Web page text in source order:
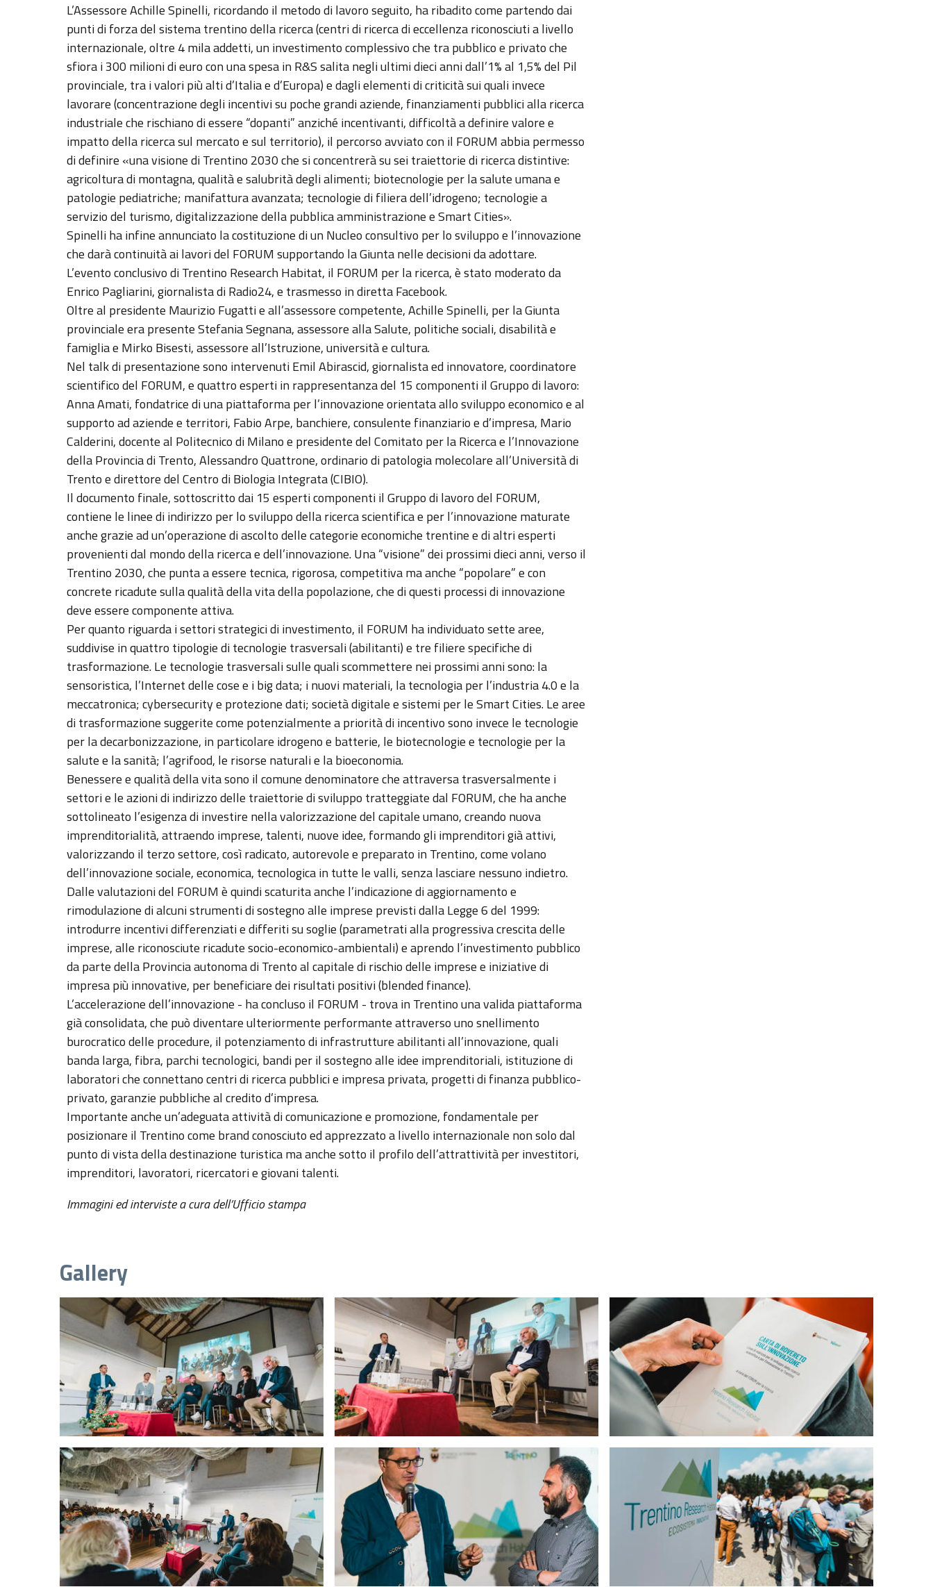
L’Assessore Achille Spinelli, ricordando il metodo di lavoro seguito, ha ribadito come partendo dai
punti di forza del sistema trentino della ricerca (centri di ricerca di eccellenza riconosciuti a livello
internazionale, oltre 4 mila addetti, un investimento complessivo che tra pubblico e privato che
sfiora i 300 milioni di euro con una spesa in R&S salita negli ultimi dieci anni dall’1% al 1,5% del Pil
provinciale, tra i valori più alti d’Italia e d’Europa) e dagli elementi di criticità sui quali invece
lavorare (concentrazione degli incentivi su poche grandi aziende, finanziamenti pubblici alla ricerca
industriale che rischiano di essere “dopanti” anziché incentivanti, difficoltà a definire valore e
impatto della ricerca sul mercato e sul territorio), il percorso avviato con il FORUM abbia permesso
di definire «una visione di Trentino 2030 che si concentrerà su sei traiettorie di ricerca distintive:
agricoltura di montagna, qualità e salubrità degli alimenti; biotecnologie per la salute umana e
patologie pediatriche; manifattura avanzata; tecnologie di filiera dell’idrogeno; tecnologie a
servizio del turismo, digitalizzazione della pubblica amministrazione e Smart Cities».
Spinelli ha infine annunciato la costituzione di un Nucleo consultivo per lo sviluppo e l’innovazione
che darà continuità ai lavori del FORUM supportando la Giunta nelle decisioni da adottare.
L’evento conclusivo di Trentino Research Habitat, il FORUM per la ricerca, è stato moderato da
Enrico Pagliarini, giornalista di Radio24, e trasmesso in diretta Facebook.
Oltre al presidente Maurizio Fugatti e all’assessore competente, Achille Spinelli, per la Giunta
provinciale era presente Stefania Segnana, assessore alla Salute, politiche sociali, disabilità e
famiglia e Mirko Bisesti, assessore all’Istruzione, università e cultura.
Nel talk di presentazione sono intervenuti Emil Abirascid, giornalista ed innovatore, coordinatore
scientifico del FORUM, e quattro esperti in rappresentanza del 15 componenti il Gruppo di lavoro:
Anna Amati, fondatrice di una piattaforma per l’innovazione orientata allo sviluppo economico e al
supporto ad aziende e territori, Fabio Arpe, banchiere, consulente finanziario e d’impresa, Mario
Calderini, docente al Politecnico di Milano e presidente del Comitato per la Ricerca e l’Innovazione
della Provincia di Trento, Alessandro Quattrone, ordinario di patologia molecolare all’Università di
Trento e direttore del Centro di Biologia Integrata (CIBIO).
Il documento finale, sottoscritto dai 15 esperti componenti il Gruppo di lavoro del FORUM,
contiene le linee di indirizzo per lo sviluppo della ricerca scientifica e per l’innovazione maturate
anche grazie ad un’operazione di ascolto delle categorie economiche trentine e di altri esperti
provenienti dal mondo della ricerca e dell’innovazione. Una “visione” dei prossimi dieci anni, verso il
Trentino 2030, che punta a essere tecnica, rigorosa, competitiva ma anche “popolare” e con
concrete ricadute sulla qualità della vita della popolazione, che di questi processi di innovazione
deve essere componente attiva.
Per quanto riguarda i settori strategici di investimento, il FORUM ha individuato sette aree,
suddivise in quattro tipologie di tecnologie trasversali (abilitanti) e tre filiere specifiche di
trasformazione. Le tecnologie trasversali sulle quali scommettere nei prossimi anni sono: la
sensoristica, l’Internet delle cose e i big data; i nuovi materiali, la tecnologia per l’industria 4.0 e la
meccatronica; cybersecurity e protezione dati; società digitale e sistemi per le Smart Cities. Le aree
di trasformazione suggerite come potenzialmente a priorità di incentivo sono invece le tecnologie
per la decarbonizzazione, in particolare idrogeno e batterie, le biotecnologie e tecnologie per la
salute e la sanità; l’agrifood, le risorse naturali e la bioeconomia.
Benessere e qualità della vita sono il comune denominatore che attraversa trasversalmente i
settori e le azioni di indirizzo delle traiettorie di sviluppo tratteggiate dal FORUM, che ha anche
sottolineato l’esigenza di investire nella valorizzazione del capitale umano, creando nuova
imprenditorialità, attraendo imprese, talenti, nuove idee, formando gli imprenditori già attivi,
valorizzando il terzo settore, così radicato, autorevole e preparato in Trentino, come volano
dell’innovazione sociale, economica, tecnologica in tutte le valli, senza lasciare nessuno indietro.
Dalle valutazioni del FORUM è quindi scaturita anche l’indicazione di aggiornamento e
rimodulazione di alcuni strumenti di sostegno alle imprese previsti dalla Legge 6 del 1999:
introdurre incentivi differenziati e differiti su soglie (parametrati alla progressiva crescita delle
imprese, alle riconosciute ricadute socio-economico-ambientali) e aprendo l’investimento pubblico
da parte della Provincia autonoma di Trento al capitale di rischio delle imprese e iniziative di
impresa più innovative, per beneficiare dei risultati positivi (blended finance).
L’accelerazione dell’innovazione - ha concluso il FORUM - trova in Trentino una valida piattaforma
già consolidata, che può diventare ulteriormente performante attraverso uno snellimento
burocratico delle procedure, il potenziamento di infrastrutture abilitanti all’innovazione, quali
banda larga, fibra, parchi tecnologici, bandi per il sostegno alle idee imprenditoriali, istituzione di
laboratori che connettano centri di ricerca pubblici e impresa privata, progetti di finanza pubblico-
privato, garanzie pubbliche al credito d’impresa.
Importante anche un’adeguata attività di comunicazione e promozione, fondamentale per
posizionare il Trentino come brand conosciuto ed apprezzato a livello internazionale non solo dal
punto di vista della destinazione turistica ma anche sotto il profilo dell’attrattività per investitori,
imprenditori, lavoratori, ricercatori e giovani talenti.
Immagini ed interviste a cura dell’Ufficio stampa
Gallery